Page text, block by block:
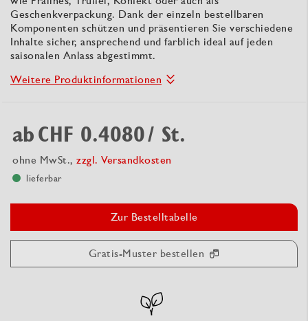
Geschenkverpackung. Dank der einzeln bestellbaren
Komponenten schützen und präsentieren Sie verschiedene
Inhalte sicher, ansprechend und farblich ideal auf jeden
saisonalen Anlass abgestimmt.
Weitere Produktinformationen
abCHF 0.4080/ St.
ohne MwSt., zzgl. Versandkosten
lieferbar
Zur Bestelltabelle
Gratis-Muster bestellen